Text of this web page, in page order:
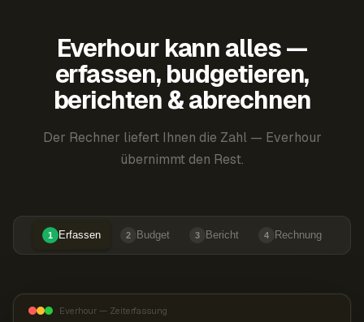
Everhour kann alles —
erfassen, budgetieren,
berichten & abrechnen
Der Rechner liefert Ihnen die Zahl — Everhour
übernimmt den Rest.
1 Erfassen 2 Budget 3 Bericht 4 Rechnung
Everhour — Zeiterfassung